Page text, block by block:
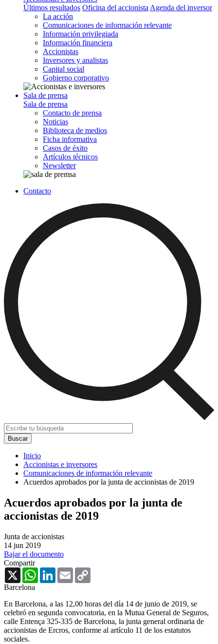
Últimos resultados Oficina del accionista Agenda del inversor
La acción
Comunicaciones de información relevante
Información privilegiada
Información financiera
Accionistas
Inversores y analistas
Capital social
Gobierno corporativo
Sala de prensa
Sala de prensa
Contacto de prensa
Noticias
Biblioteca de medios
Ficha informativa
Casos de éxito
Artículos técnicos
Newsletter
Contacto
Inicio
Accionistas e inversores
Comunicaciones de información relevante
Acuerdos aprobados por la junta de accionistas de 2019
Acuerdos aprobados por la junta de
accionistas de 2019
Junta de accionistas
14 jun 2019
Bajar el documento
Compartir
X
WhatsAppLinkedInEmail
Barcelona
En Barcelona, a las 12,00 horas del día 14 de junio de 2019, se
celebró en segunda convocatoria, en la Mutua General de Seguros,
calle Entença 325-335 de Barcelona, la junta general ordinaria de
accionistas de Ercros, conforme al artículo 11 de los estatutos
sociales.